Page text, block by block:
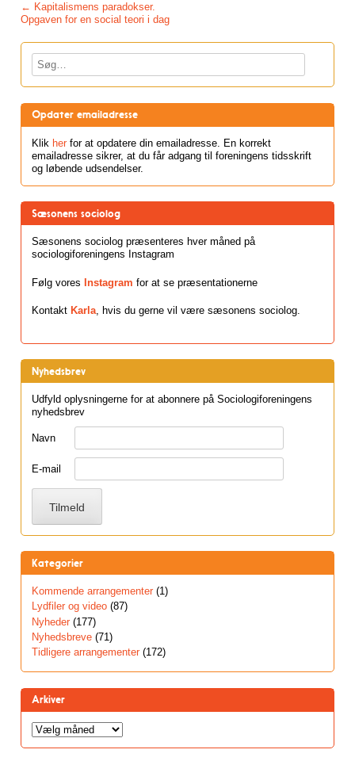
Post navigation
← Kapitalismens paradokser.
Opgaven for en social teori i dag
Søg
Opdater emailadresse
Klik her for at opdatere din emailadresse. En korrekt
emailadresse sikrer, at du får adgang til foreningens tidsskrift
og løbende udsendelser.
Sæsonens sociolog
Sæsonens sociolog præsenteres hver måned på
sociologiforeningens Instagram
Følg vores Instagram for at se præsentationerne
Kontakt Karla, hvis du gerne vil være sæsonens sociolog.
Nyhedsbrev
Udfyld oplysningerne for at abonnere på Sociologiforeningens
nyhedsbrev
Navn
E-mail
Kategorier
Kommende arrangementer (1)
Lydfiler og video (87)
Nyheder (177)
Nyhedsbreve (71)
Tidligere arrangementer (172)
Arkiver
Arkiver